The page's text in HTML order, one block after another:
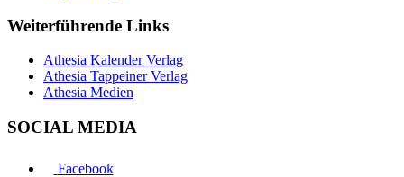
Weiterführende Links
Athesia Kalender Verlag
Athesia Tappeiner Verlag
Athesia Medien
SOCIAL MEDIA
Facebook